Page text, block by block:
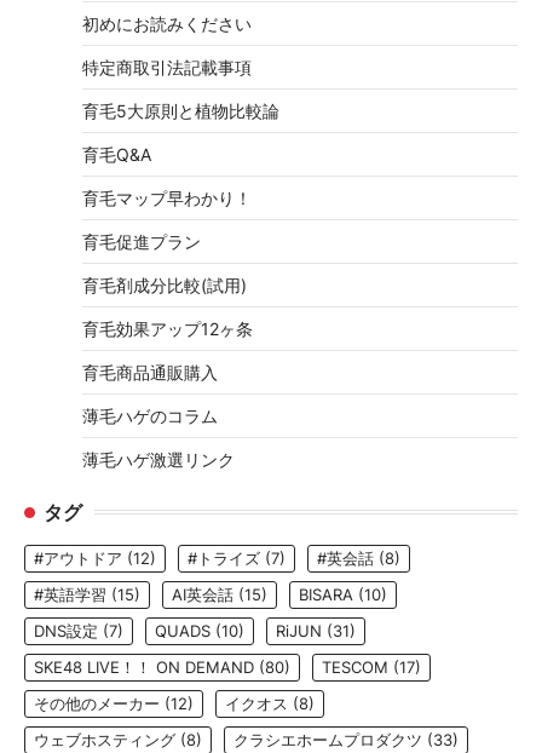
初めにお読みください
特定商取引法記載事項
育毛5大原則と植物比較論
育毛Q&A
育毛マップ早わかり！
育毛促進プラン
育毛剤成分比較(試用)
育毛効果アップ12ヶ条
育毛商品通販購入
薄毛ハゲのコラム
薄毛ハゲ激選リンク
タグ
#アウトドア (12) #トライズ (7) #英会話 (8)
#英語学習 (15) AI英会話 (15) BISARA (10)
DNS設定 (7) QUADS (10) RiJUN (31)
SKE48 LIVE！！ ON DEMAND (80) TESCOM (17)
その他のメーカー (12) イクオス (8)
ウェブホスティング (8) クラシエホームプロダクツ (33)